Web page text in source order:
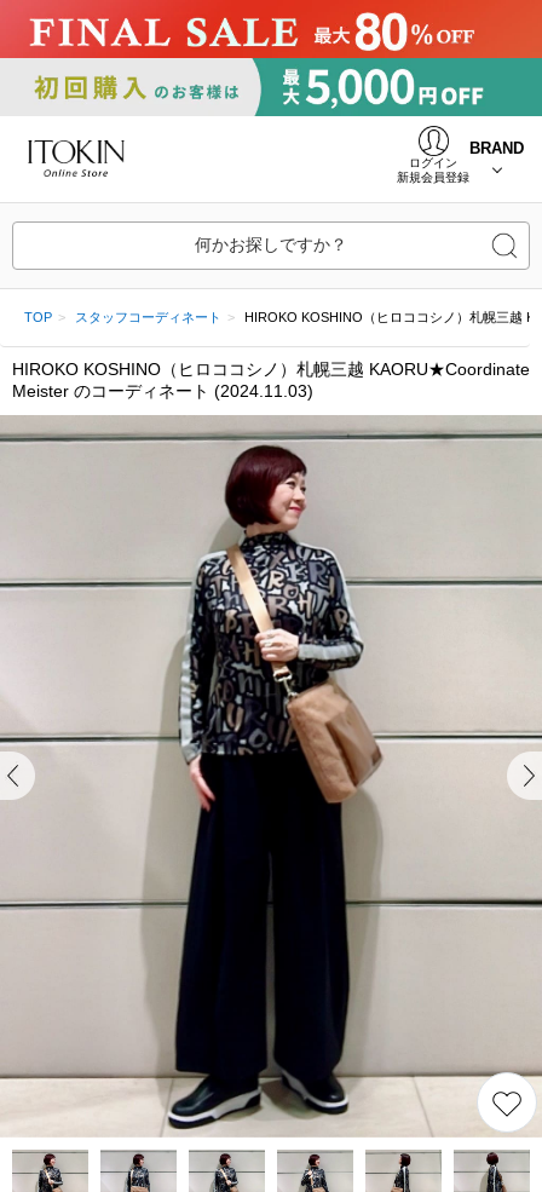
ログイン
新規会員登録
BRAND
何かお探しですか？
TOP スタッフコーディネート HIROKO KOSHINO（ヒロココシノ）札幌三越
HIROKO KOSHINO（ヒロココシノ）札幌三越 KAORU★Coordinate
Meister のコーディネート (2024.11.03)